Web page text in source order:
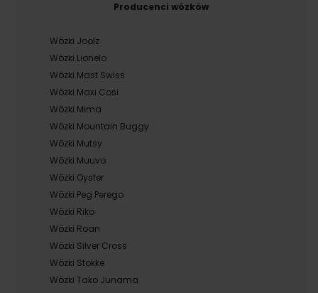
Producenci wózków
Wózki Joolz
Wózki Lionelo
Wózki Mast Swiss
Wózki Maxi Cosi
Wózki Mima
Wózki Mountain Buggy
Wózki Mutsy
Wózki Muuvo
Wózki Oyster
Wózki Peg Perego
Wózki Riko
Wózki Roan
Wózki Silver Cross
Wózki Stokke
Wózki Tako Junama